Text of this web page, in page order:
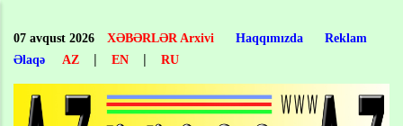
main
content
07 avqust 2026 XƏBƏRLƏR Arxivi Haqqımızda
Reklam
Əlaqə
AZ | EN | RU